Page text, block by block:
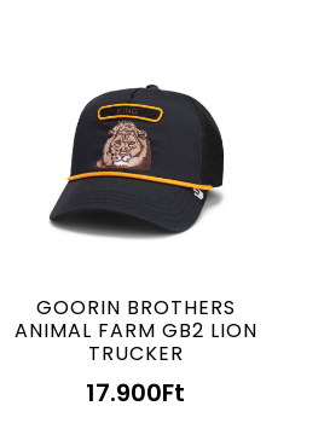
GOORIN BROTHERS
ANIMAL FARM GB2 LION
TRUCKER
17.900Ft